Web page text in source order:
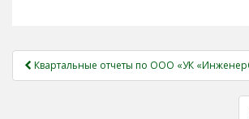
НАВИГАЦИЯ
Квартальные отчеты по ООО «УК